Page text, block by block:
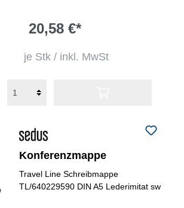
20,58 €*
je Stk / inkl. MwSt
Konferenzmappe
Travel Line Schreibmappe
TL/640229590 DIN A5 Lederimitat sw